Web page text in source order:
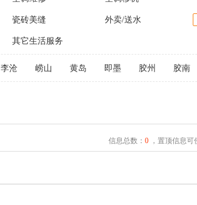
瓷砖美缝 外卖/送水
其它生活服务
李沧 崂山 黄岛 即墨 胶州 胶南
信息总数： 0，置顶信息可